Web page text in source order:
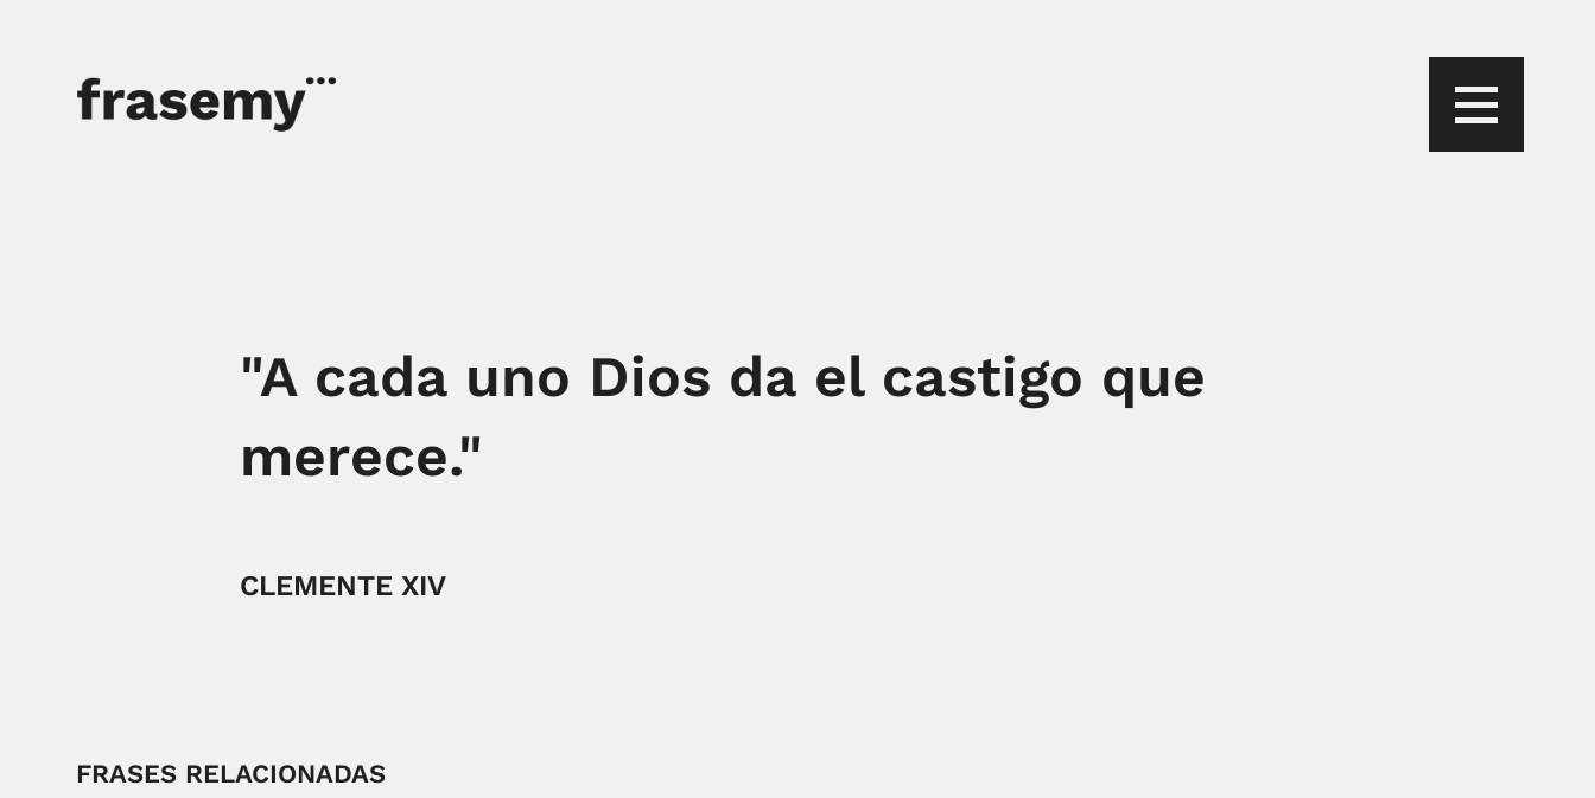
"A cada uno Dios da el castigo que
merece."
CLEMENTE XIV
FRASES RELACIONADAS